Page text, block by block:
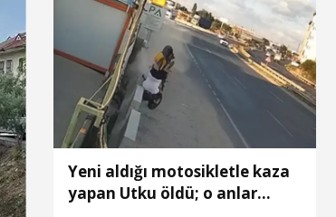
Yeni aldığı motosikletle kaza
yapan Utku öldü; o anlar